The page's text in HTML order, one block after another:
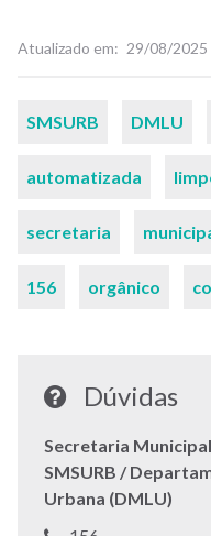
Atualizado em 29/08/2025
Palavras-
SMSURB DMLU
automatizada
secretaria
156 orgânico
Dúvidas
Secretaria
SMSURB /
Urbana (DMLU)